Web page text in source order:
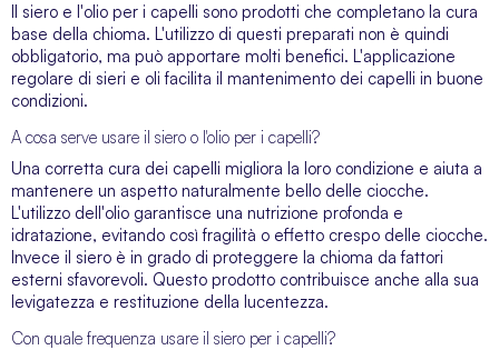
Il siero e l'olio per i capelli sono prodotti che completano la cura
base della chioma. L'utilizzo di questi preparati non è quindi
obbligatorio, ma può apportare molti benefici. L'applicazione
regolare di sieri e oli facilita il mantenimento dei capelli in buone
condizioni.
A cosa serve usare il siero o l'olio per i capelli?
Una corretta cura dei capelli migliora la loro condizione e aiuta a
mantenere un aspetto naturalmente bello delle ciocche.
L'utilizzo dell'olio garantisce una nutrizione profonda e
idratazione, evitando così fragilità o effetto crespo delle ciocche.
Invece il siero è in grado di proteggere la chioma da fattori
esterni sfavorevoli. Questo prodotto contribuisce anche alla sua
levigatezza e restituzione della lucentezza.
Con quale frequenza usare il siero per i capelli?